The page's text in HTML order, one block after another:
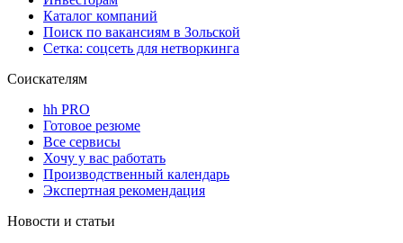
Каталог компаний
Поиск по вакансиям в Зольской
Сетка: соцсеть для нетворкинга
Соискателям
hh PRO
Готовое резюме
Все сервисы
Хочу у вас работать
Производственный календарь
Экспертная рекомендация
Новости и статьи